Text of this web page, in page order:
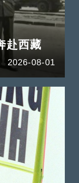
赴西藏
2026-08-01